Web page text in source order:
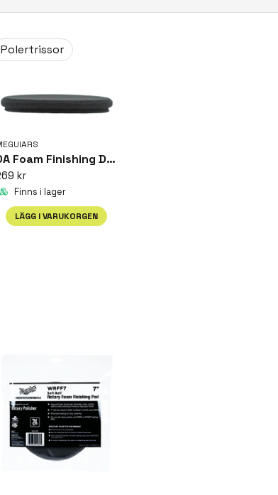
Polertrissor
DA Foam Finishing Disc - 6
kr
Finns i lager
LÄGG I VARUKORGEN